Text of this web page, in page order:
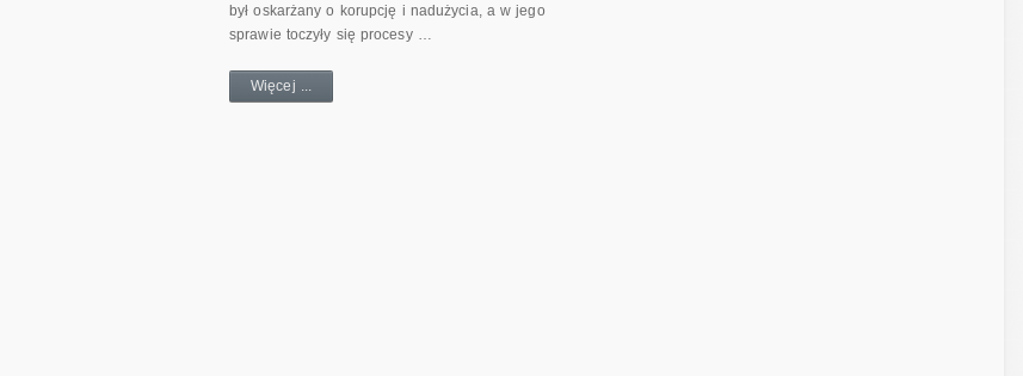
był oskarżany o korupcję i nadużycia, a w jego
sprawie toczyły się procesy …
Więcej ...